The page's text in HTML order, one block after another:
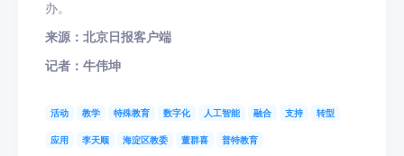
办。
来源：北京日报客户端
记者：牛伟坤
活动 教学 特殊教育 数字化 人工智能 融合 支持 转型
应用 李天顺 海淀区教委 董群喜 普特教育